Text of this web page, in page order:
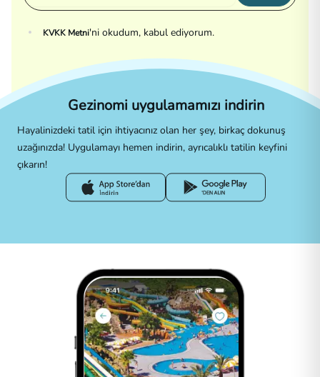
KVKK Metni'ni okudum, kabul ediyorum.
Gezinomi uygulamamızı indirin
Hayalinizdeki tatil için ihtiyacınız olan her şey, birkaç dokunuş
uzağınızda! Uygulamayı hemen indirin, ayrıcalıklı tatilin keyfini
çıkarın!